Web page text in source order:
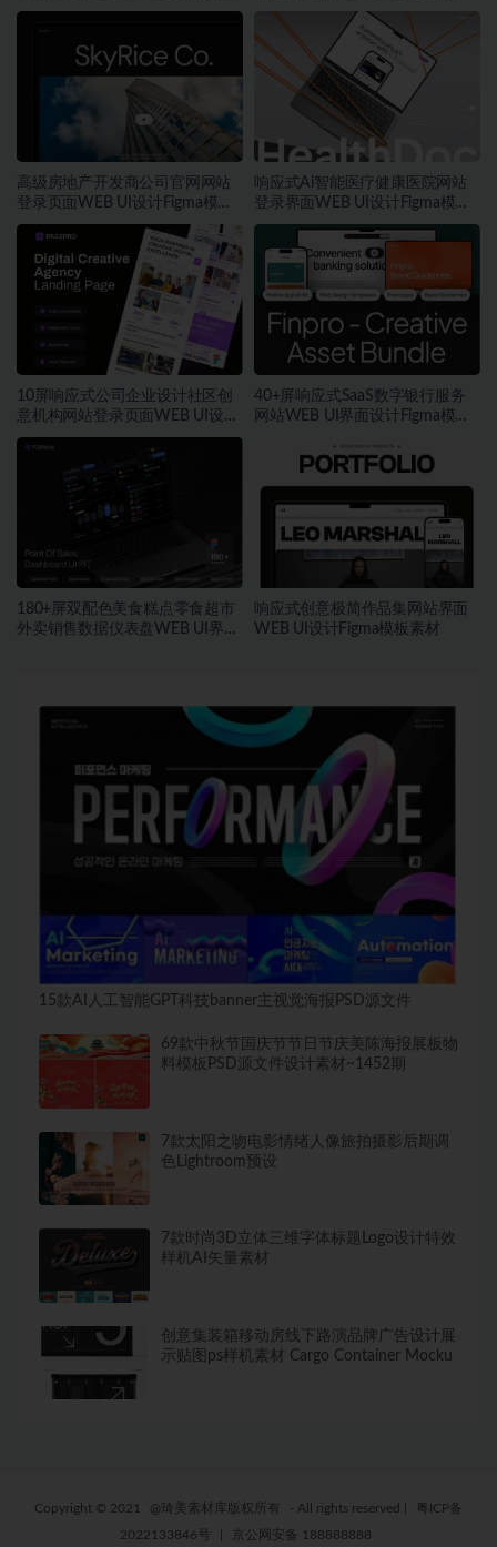
模板素材
Figma模板套件
高级房地产开发商公司官网网站
登录页面WEB UI设计Figma模板
素材
响应式Ai智能医疗健康医院网站
登录界面WEB UI设计Figma模板
素材
10屏响应式公司企业设计社区创
意机构网站登录页面WEB UI设计
Figma模板素材
40+屏响应式SaaS数字银行服务
网站WEB UI界面设计Figma模板
180+屏双配色美食糕点零食超市
外卖销售数据仪表盘WEB UI界面
响应式创意极简作品集网站界面
WEB UI设计Figma模板素材
15款AI人工智能GPT科技banner主视觉海报PSD源文件
69款中秋节国庆节节日节庆美陈海报展板物
料模板PSD源文件设计素材~1452期
7款太阳之吻电影情绪人像旅拍摄影后期调
色Lightroom预设
7款时尚3D立体三维字体标题Logo设计特效
样机AI矢量素材
创意集装箱移动房线下路演品牌广告设计展
示贴图ps样机素材 Cargo Container Mocku
Copyright © 2021 @琦美素材库版权所有 - All rights reserved
粤ICP备
2022133846号
京公网安备 188888888